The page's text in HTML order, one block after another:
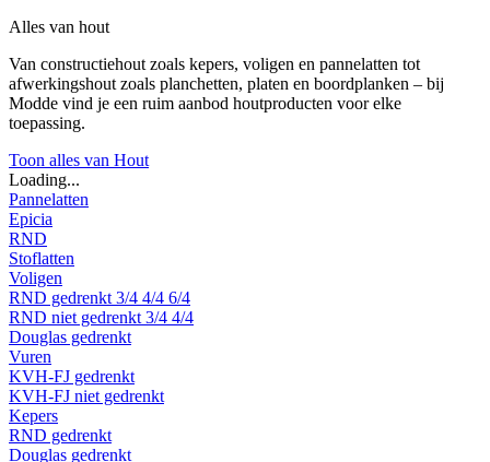
Alles van hout
Van constructiehout zoals kepers, voligen en pannelatten tot
afwerkingshout zoals planchetten, platen en boordplanken – bij
Modde vind je een ruim aanbod houtproducten voor elke
toepassing.
Toon alles van Hout
Loading...
Pannelatten
Epicia
RND
Stoflatten
Voligen
RND gedrenkt 3/4 4/4 6/4
RND niet gedrenkt 3/4 4/4
Douglas gedrenkt
Vuren
KVH-FJ gedrenkt
KVH-FJ niet gedrenkt
Kepers
RND gedrenkt
Douglas gedrenkt